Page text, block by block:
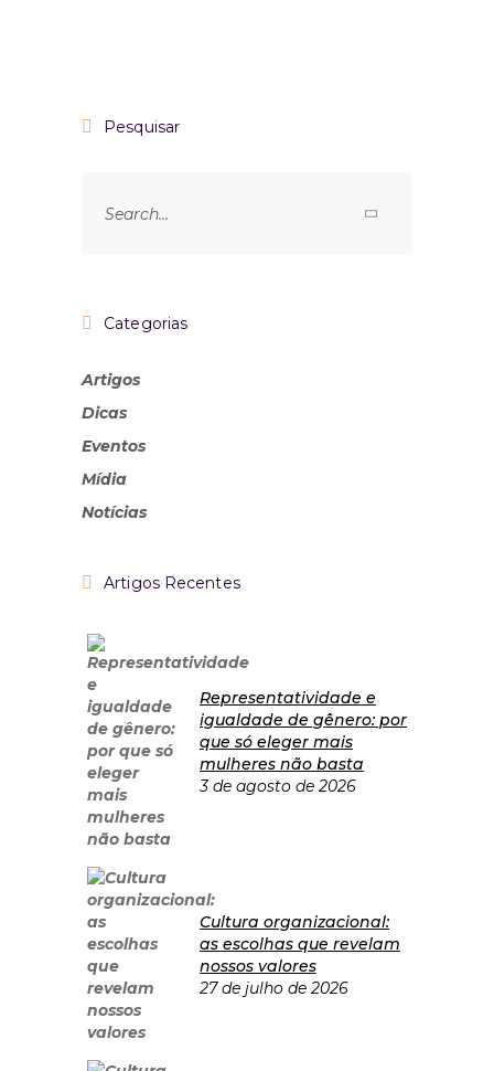
Pesquisar
Categorias
Artigos
Dicas
Eventos
Mídia
Notícias
Artigos Recentes
Representatividade e
igualdade de gênero: por
que só eleger mais
mulheres não basta
3 de agosto de 2026
Cultura organizacional:
as escolhas que revelam
nossos valores
27 de julho de 2026